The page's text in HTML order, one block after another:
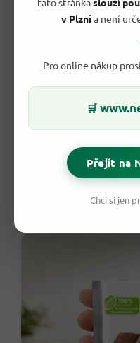
v Plznia není
Pro online nákup
🛒
Přejít na
Nevyžaduje žádnou